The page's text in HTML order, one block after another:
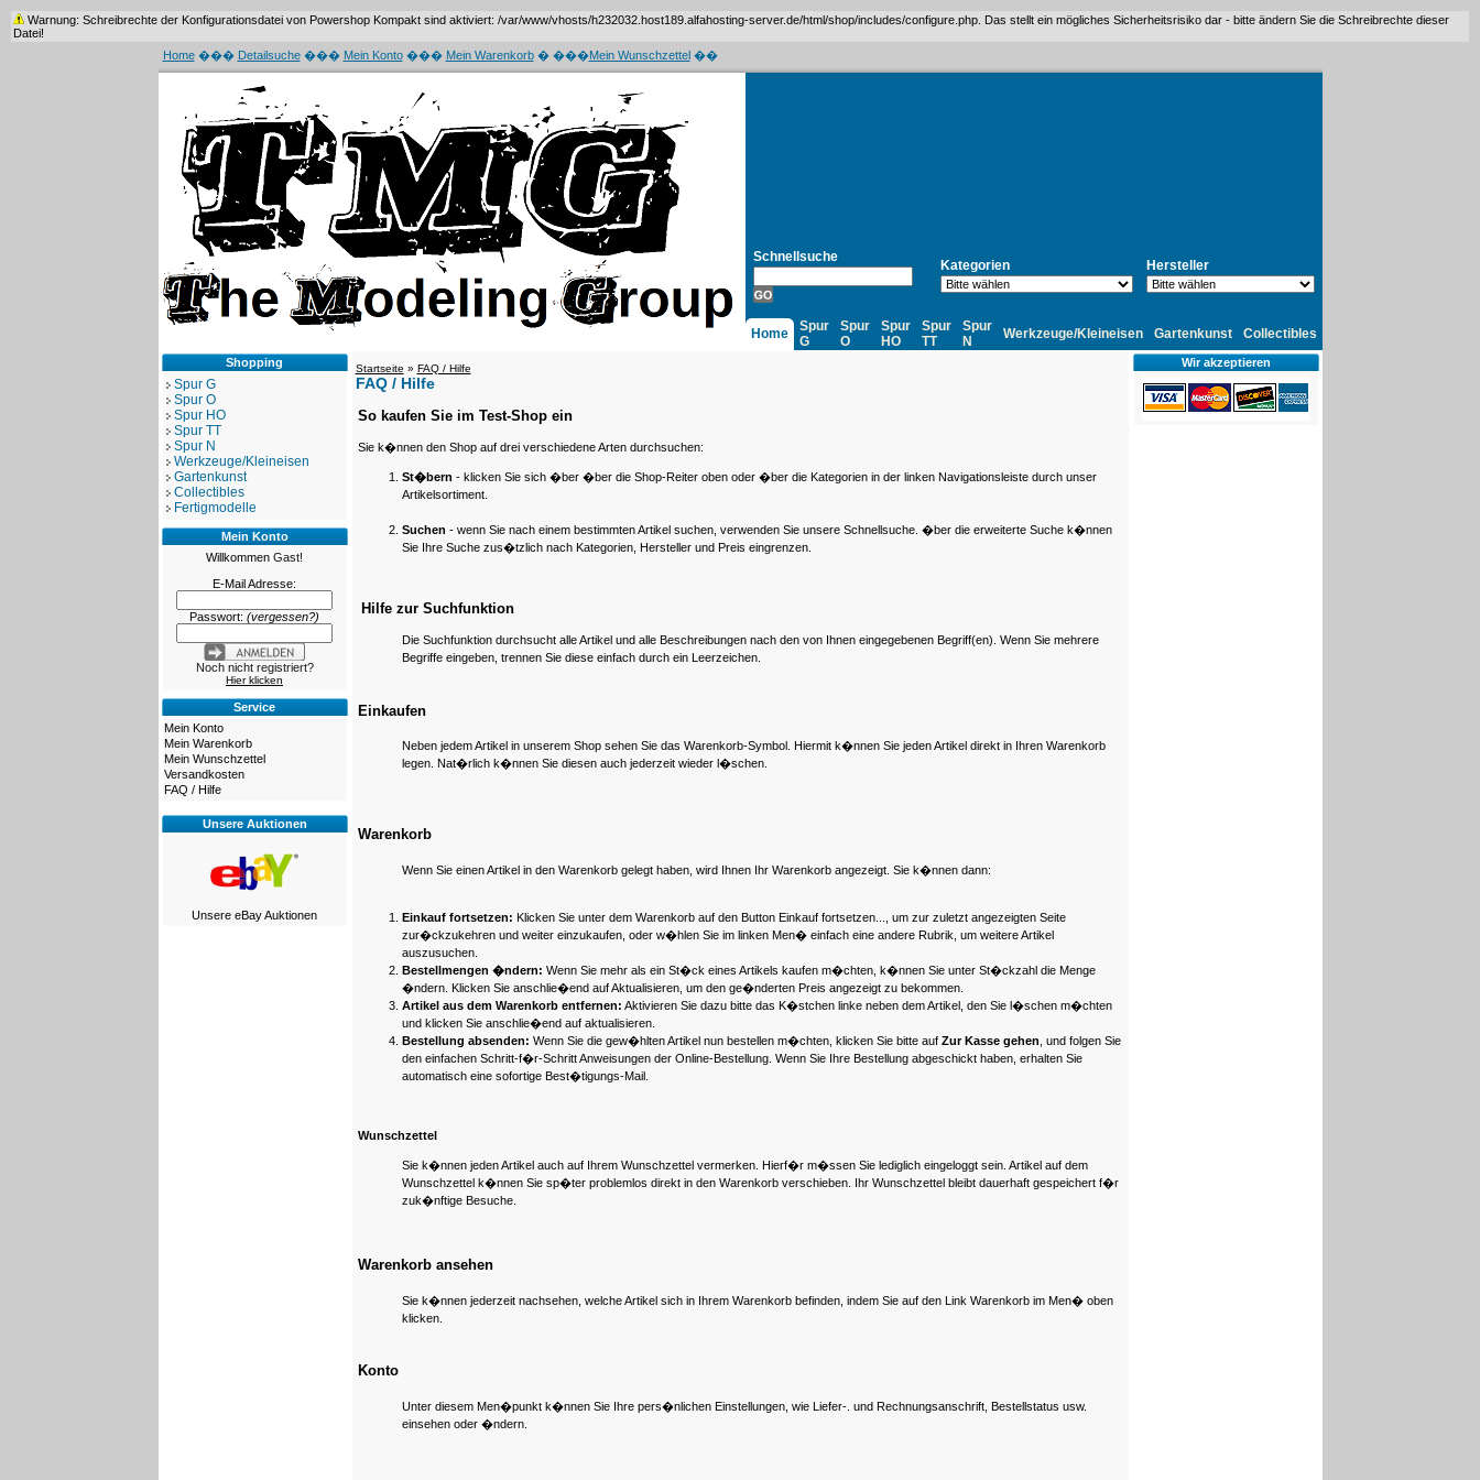
Warnung: Schreibrechte der Konfigurationsdatei von Powershop Kompakt sind aktiviert: /var/www/vhosts/h232032.host189.alfahosting-server.de/html/shop/includes/configure.php. Das stellt ein mögliches Sicherheitsrisiko dar - bitte ändern Sie die Schreibrechte dieser
Datei!
Home��� Detailsuche��� Mein Konto��� Mein Warenkorb� ���Mein Wunschzettel��
Schnellsuche
Kategorien Hersteller
Home
Spur
G
Spur
O
Spur
HO
Spur
TT
Spur
N
Werkzeuge/Kleineisen Gartenkunst Collectibles
Shopping
Spur G
Spur O
Spur HO
Spur TT
Spur N
Werkzeuge/Kleineisen
Gartenkunst
Collectibles
Fertigmodelle
Mein Konto
Willkommen Gast!
E-Mail Adresse:
Passwort: (vergessen?)
Noch nicht registriert?
Hier klicken
Service
Mein Konto
Mein Warenkorb
Mein Wunschzettel
Versandkosten
FAQ / Hilfe
Unsere Auktionen
Unsere eBay Auktionen
Startseite » FAQ / Hilfe
FAQ / Hilfe
So kaufen Sie im Test-Shop ein
Sie k�nnen den Shop auf drei verschiedene Arten durchsuchen:
St�bern - klicken Sie sich �ber �ber die Shop-Reiter oben oder �ber die Kategorien in der linken Navigationsleiste durch unser
Artikelsortiment.
Suchen - wenn Sie nach einem bestimmten Artikel suchen, verwenden Sie unsere Schnellsuche. �ber die erweiterte Suche k�nnen
Sie Ihre Suche zus�tzlich nach Kategorien, Hersteller und Preis eingrenzen.
Hilfe zur Suchfunktion
Die Suchfunktion durchsucht alle Artikel und alle Beschreibungen nach den von Ihnen eingegebenen Begriff(en). Wenn Sie mehrere
Begriffe eingeben, trennen Sie diese einfach durch ein Leerzeichen.
Einkaufen
Neben jedem Artikel in unserem Shop sehen Sie das Warenkorb-Symbol. Hiermit k�nnen Sie jeden Artikel direkt in Ihren Warenkorb
legen. Nat�rlich k�nnen Sie diesen auch jederzeit wieder l�schen.
Warenkorb
Wenn Sie einen Artikel in den Warenkorb gelegt haben, wird Ihnen Ihr Warenkorb angezeigt. Sie k�nnen dann:
Einkauf fortsetzen: Klicken Sie unter dem Warenkorb auf den Button Einkauf fortsetzen..., um zur zuletzt angezeigten Seite
zur�ckzukehren und weiter einzukaufen, oder w�hlen Sie im linken Men� einfach eine andere Rubrik, um weitere Artikel
auszusuchen.
Bestellmengen �ndern: Wenn Sie mehr als ein St�ck eines Artikels kaufen m�chten, k�nnen Sie unter St�ckzahl die Menge
�ndern. Klicken Sie anschlie�end auf Aktualisieren, um den ge�nderten Preis angezeigt zu bekommen.
Artikel aus dem Warenkorb entfernen: Aktivieren Sie dazu bitte das K�stchen linke neben dem Artikel, den Sie l�schen m�chten
und klicken Sie anschlie�end auf aktualisieren.
Bestellung absenden: Wenn Sie die gew�hlten Artikel nun bestellen m�chten, klicken Sie bitte auf Zur Kasse gehen , und folgen Sie
den einfachen Schritt-f�r-Schritt Anweisungen der Online-Bestellung. Wenn Sie Ihre Bestellung abgeschickt haben, erhalten Sie
automatisch eine sofortige Best�tigungs-Mail.
Wunschzettel
Sie k�nnen jeden Artikel auch auf Ihrem Wunschzettel vermerken. Hierf�r m�ssen Sie lediglich eingeloggt sein. Artikel auf dem
Wunschzettel k�nnen Sie sp�ter problemlos direkt in den Warenkorb verschieben. Ihr Wunschzettel bleibt dauerhaft gespeichert f�r
zuk�nftige Besuche.
Warenkorb ansehen
Sie k�nnen jederzeit nachsehen, welche Artikel sich in Ihrem Warenkorb befinden, indem Sie auf den Link Warenkorb im Men� oben
klicken.
Konto
Unter diesem Men�punkt k�nnen Sie Ihre pers�nlichen Einstellungen, wie Liefer-. und Rechnungsanschrift, Bestellstatus usw.
einsehen oder �ndern.
Wir akzeptieren